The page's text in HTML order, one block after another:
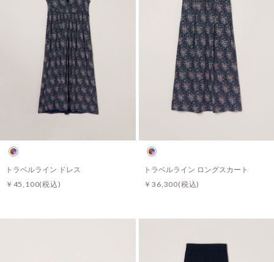
トラベルライン ドレス
￥45,100(税込)
トラベルライン ロングスカート
￥36,300(税込)